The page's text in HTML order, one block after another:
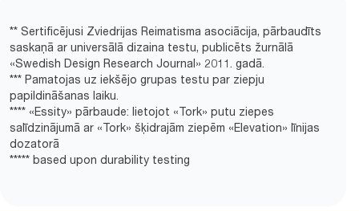
** Sertificējusi Zviedrijas Reimatisma asociācija, pārbaudīts
saskaņā ar universālā dizaina testu, publicēts žurnālā
«Swedish Design Research Journal» 2011. gadā.
*** Pamatojas uz iekšējo grupas testu par ziepju
papildināšanas laiku.
**** «Essity» pārbaude: lietojot «Tork» putu ziepes
salīdzinājumā ar «Tork» šķidrajām ziepēm «Elevation» līnijas
dozatorā
***** based upon durability testing